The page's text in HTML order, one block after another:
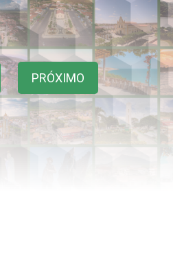
PRÓXIMO